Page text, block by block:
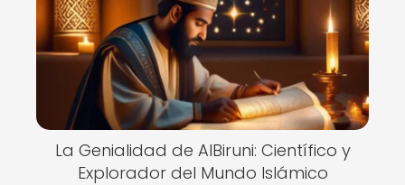
La Genialidad de AlBiruni: Científico y
Explorador del Mundo Islámico